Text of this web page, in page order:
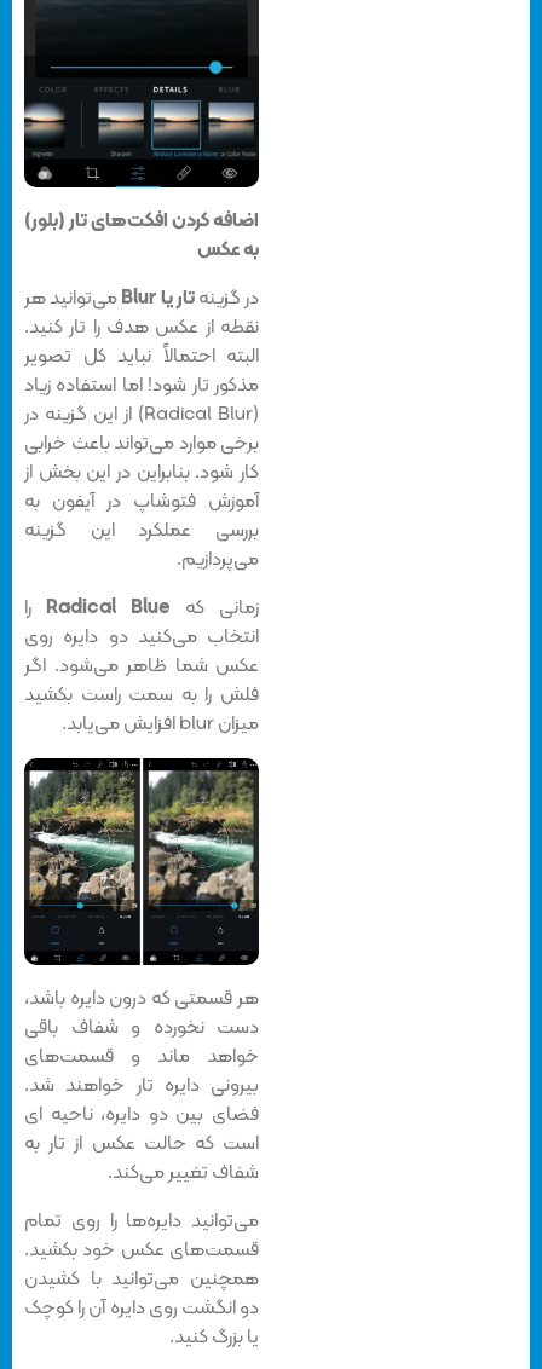
اضافه کردن افکت‌های تار (بلور)
به عکس
در گزینهتار یا Blur
می‌توانید هر
نقطه از عکس‌ هدف را تار کنید.
البته احتمالاً نباید کل تصویر
مذکور تار شود! اما استفاده زیاد
(Radical Blur) از این گزینه در
برخی موارد می‌تواند باعث خرابی
کار شود. بنابراین در این بخش از
آموزش فتوشاپ در آیفون به
بررسی عملکرد این گزینه
می‌پردازیم.
زمانی که Radical Blue را
انتخاب می‌کنید دو دایره روی
عکس شما ظاهر می‌شود. اگر
فلش را به سمت راست بکشید
میزان blur افزایش می‌یابد.
هر قسمتی که درون دایره باشد،
دست نخورده و شفاف باقی
خواهد ماند و قسمت‌های
بیرونی دایره تار خواهند شد.
فضای بین دو دایره، ناحیه ای
است که حالت عکس از تار به
شفاف تغییر می‌کند.
می‌توانید دایره‌ها را روی تمام
قسمت‌های عکس خود بکشید.
همچنین می‌توانید با کشیدن
دو انگشت روی دایره آن را کوچک
یا بزرگ کنید.